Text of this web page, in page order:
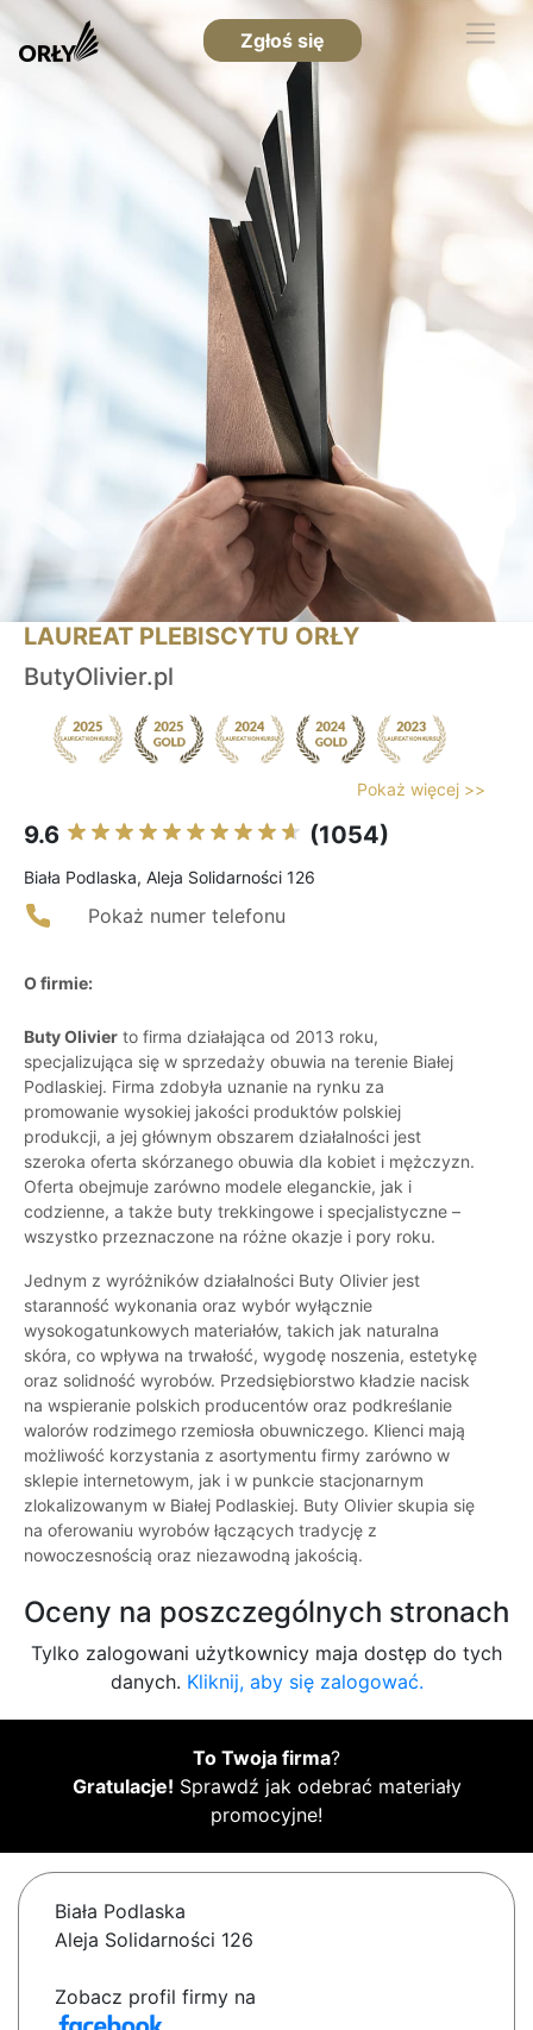
Zgłoś się
LAUREAT PLEBISCYTU ORŁY
ButyOlivier.pl
Pokaż więcej >>
9.6 (1054)
Biała Podlaska, Aleja Solidarności 126
Pokaż numer telefonu
O firmie:
Buty Olivier to firma działająca od 2013 roku,
specjalizująca się w sprzedaży obuwia na terenie Białej
Podlaskiej. Firma zdobyła uznanie na rynku za
promowanie wysokiej jakości produktów polskiej
produkcji, a jej głównym obszarem działalności jest
szeroka oferta skórzanego obuwia dla kobiet i mężczyzn.
Oferta obejmuje zarówno modele eleganckie, jak i
codzienne, a także buty trekkingowe i specjalistyczne –
wszystko przeznaczone na różne okazje i pory roku.
Jednym z wyróżników działalności Buty Olivier jest
staranność wykonania oraz wybór wyłącznie
wysokogatunkowych materiałów, takich jak naturalna
skóra, co wpływa na trwałość, wygodę noszenia, estetykę
oraz solidność wyrobów. Przedsiębiorstwo kładzie nacisk
na wspieranie polskich producentów oraz podkreślanie
walorów rodzimego rzemiosła obuwniczego. Klienci mają
możliwość korzystania z asortymentu firmy zarówno w
sklepie internetowym, jak i w punkcie stacjonarnym
zlokalizowanym w Białej Podlaskiej. Buty Olivier skupia się
na oferowaniu wyrobów łączących tradycję z
nowoczesnością oraz niezawodną jakością.
Oceny na poszczególnych stronach
Tylko zalogowani użytkownicy maja dostęp do tych
danych. Kliknij, aby się zalogować.
To Twoja firma?
Gratulacje! Sprawdź jak odebrać materiały
promocyjne!
Biała Podlaska
Aleja Solidarności 126
Zobacz profil firmy na